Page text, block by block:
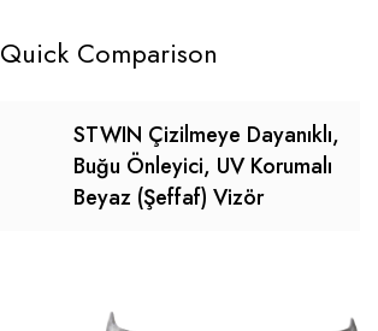
Quick Comparison
STWIN Çizilmeye Dayanıklı,
Buğu Önleyici, UV Korumalı
Beyaz (Şeffaf) Vizör